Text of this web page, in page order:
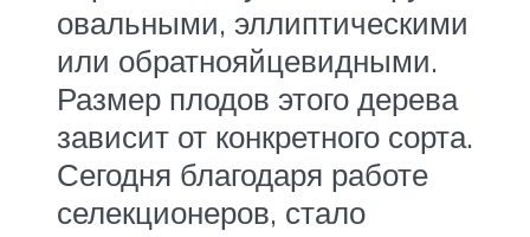
овальными, эллиптическими
или обратнояйцевидными.
Размер плодов этого дерева
зависит от конкретного сорта.
Сегодня благодаря работе
селекционеров, стало